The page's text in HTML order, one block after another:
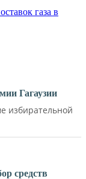
газа в
Гагаузии
избирательной
средств